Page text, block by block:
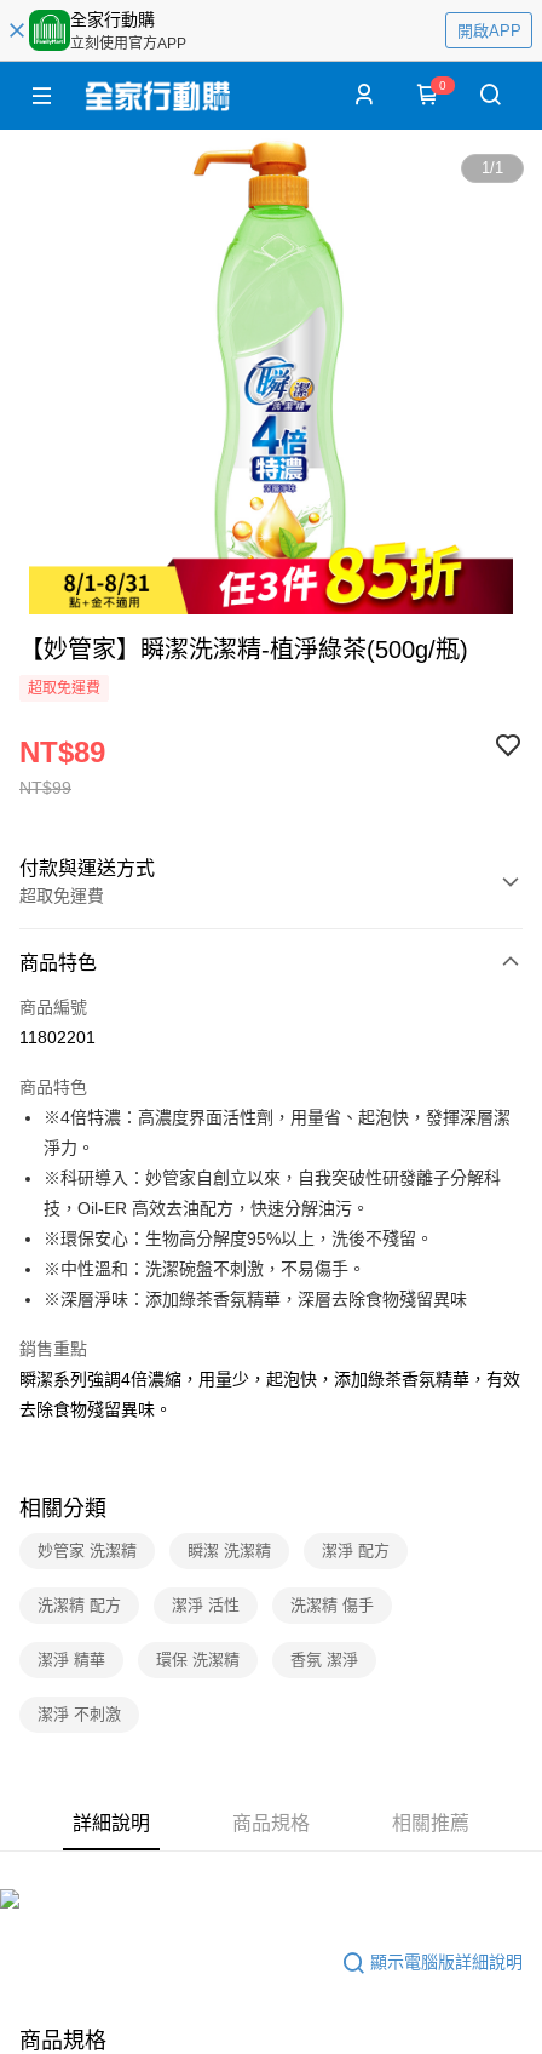
全家行動購
立刻使用官方APP
開啟APP
0
1/1
【妙管家】瞬潔洗潔精-植淨綠茶(500g/瓶)
超取免運費
NT$99
NT$89
付款與運送方式
超取免運費
全家線上支付
超商取貨付款
運送方式
全家取貨付款
免運費
常溫-付款後全家取貨
免運費
商品特色
商品編號
11802201
商品特色
※4倍特濃：高濃度界面活性劑，用量省、起泡快，發揮深層潔
淨力。
※科研導入：妙管家自創立以來，自我突破性研發離子分解科
技，Oil-ER 高效去油配方，快速分解油污。
※環保安心：生物高分解度95%以上，洗後不殘留。
※中性溫和：洗潔碗盤不刺激，不易傷手。
※深層淨味：添加綠茶香氛精華，深層去除食物殘留異味
銷售重點
瞬潔系列強調4倍濃縮，用量少，起泡快，添加綠茶香氛精華，有效
去除食物殘留異味。
相關分類
妙管家 洗潔精 瞬潔 洗潔精 潔淨 配方
洗潔精 配方 潔淨 活性 洗潔精 傷手
潔淨 精華 環保 洗潔精 香氛 潔淨
潔淨 不刺激
詳細說明 商品規格 相關推薦
顯示電腦版詳細說明
商品規格